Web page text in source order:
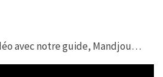
avec notre guide, Mandjou…